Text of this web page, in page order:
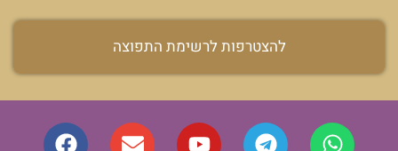
להצטרפות לרשימת התפוצה